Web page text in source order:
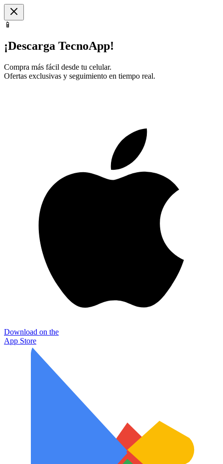
📱
¡Descarga TecnoApp!
Compra más fácil desde tu celular.
Ofertas exclusivas y seguimiento en tiempo real.
Download on the
App Store